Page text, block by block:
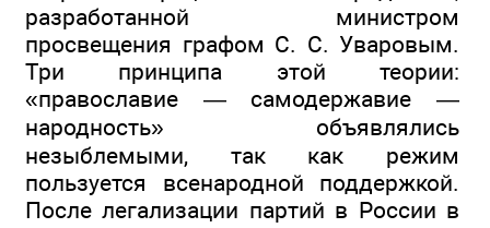
разработанной министром
просвещения графом С. С. Уваровым.
Три принципа этой теории:
«православие — самодержавие —
народность» объявлялись
незыблемыми, так как режим
пользуется всенародной поддержкой.
После легализации партий в России в